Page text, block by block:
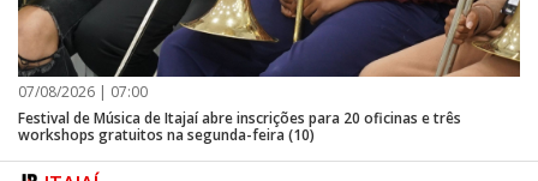
07/08/2026 | 07:00
Festival de Música de Itajaí abre inscrições para 20 oficinas e três
workshops gratuitos na segunda-feira (10)